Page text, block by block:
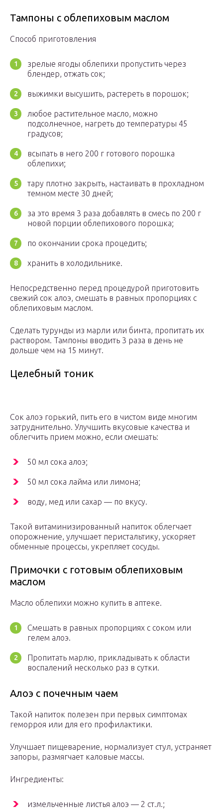
Тампоны с облепиховым маслом
Способ приготовления
зрелые ягоды облепихи пропустить через
блендер, отжать сок;
выжимки высушить, растереть в порошок;
любое растительное масло, можно
подсолнечное, нагреть до температуры 45
градусов;
всыпать в него 200 г готового порошка
облепихи;
тару плотно закрыть, настаивать в прохладном
темном месте 30 дней;
за это время 3 раза добавлять в смесь по 200 г
новой порции облепихового порошка;
по окончании срока процедить;
хранить в холодильнике.
Непосредственно перед процедурой приготовить
свежий сок алоэ, смешать в равных пропорциях с
облепиховым маслом.
Сделать турунды из марли или бинта, пропитать их
раствором. Тампоны вводить 3 раза в день не
дольше чем на 15 минут.
Целебный тоник
Сок алоэ горький, пить его в чистом виде многим
затруднительно. Улучшить вкусовые качества и
облегчить прием можно, если смешать:
50 мл сока алоэ;
50 мл сока лайма или лимона;
воду, мед или сахар — по вкусу.
Такой витаминизированный напиток облегчает
опорожнение, улучшает перистальтику, ускоряет
обменные процессы, укрепляет сосуды.
Примочки с готовым облепиховым
маслом
Масло облепихи можно купить в аптеке.
Смешать в равных пропорциях с соком или
гелем алоэ.
Пропитать марлю, прикладывать к области
воспалений несколько раз в сутки.
Алоэ с почечным чаем
Такой напиток полезен при первых симптомах
геморроя или для его профилактики.
Улучшает пищеварение, нормализует стул, устраняет
запоры, размягчает каловые массы.
Ингредиенты:
измельченные листья алоэ — 2 ст.л.;